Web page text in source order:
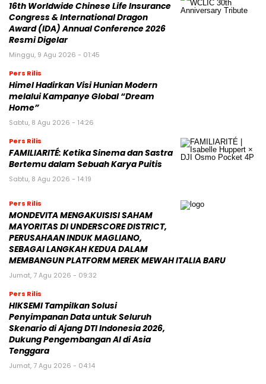
16th Worldwide Chinese Life Insurance
Congress & International Dragon
Award (IDA) Annual Conference 2026
Resmi Digelar
Minggu, 9 Agu 2026 - 01:45
Pers Rilis
Himel Hadirkan Visi Hunian Modern
melalui Kampanye Global “Dream
Home”
Sabtu, 8 Agu 2026 - 14:26
Pers Rilis
FAMILIARITÉ: Ketika Sinema dan Sastra
Bertemu dalam Sebuah Karya Puitis
Sabtu, 8 Agu 2026 - 14:19
Pers Rilis
MONDEVITA MENGAKUISISI SAHAM
MAYORITAS DI UNDERSCORE DISTRICT,
PERUSAHAAN INDUK MAGLIANO,
SEBAGAI LANGKAH KEDUA DALAM
MEMBANGUN PLATFORM MEREK MEWAH ITALIA BARU
Jumat, 7 Agu 2026 - 09:32
Pers Rilis
HIKSEMI Tampilkan Solusi
Penyimpanan Data untuk Seluruh
Skenario di Ajang DTI Indonesia 2026,
Dukung Pengembangan AI di Asia
Tenggara
Jumat, 7 Agu 2026 - 04:14